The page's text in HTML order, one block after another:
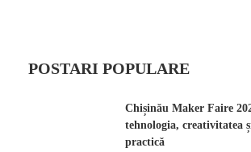
POSTARI POPULARE
Chișinău Maker Faire
tehnologia, creativitatea
practică